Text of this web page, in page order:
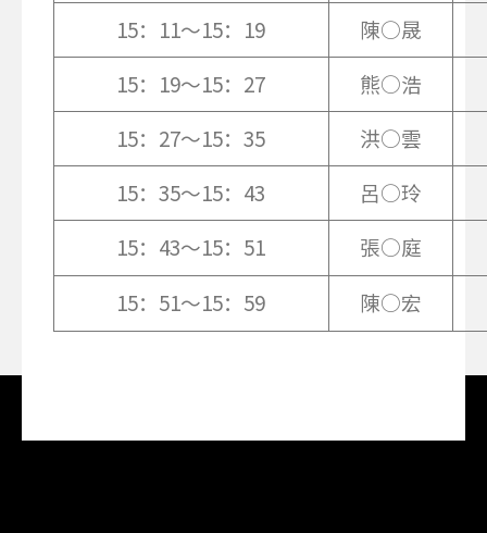
15：11～15：19
陳○晟
15：19～15：27
熊○浩
15：27～15：35
洪○雲
15：35～15：43
呂○玲
15：43～15：51
張○庭
15：51～15：59
陳○宏